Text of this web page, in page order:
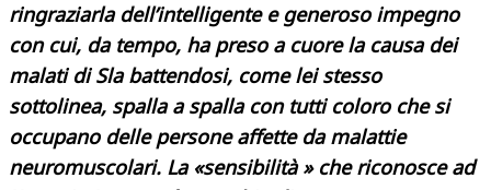
ringraziarla dell’intelligente e generoso impegno
con cui, da tempo, ha preso a cuore la causa dei
malati di Sla battendosi, come lei stesso
sottolinea, spalla a spalla con tutti coloro che si
occupano delle persone affette da malattie
neuromuscolari. La «sensibilità » che riconosce ad